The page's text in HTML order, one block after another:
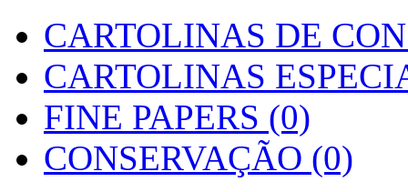
CARTOLINAS DE
CARTOLINAS
FINE PAPERS (0)
CONSERVAÇÃO (0)